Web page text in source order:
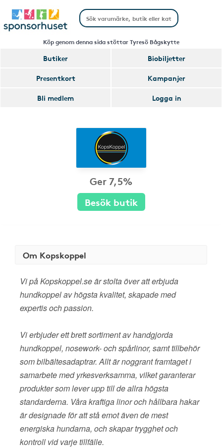
Köp genom denna sida stöttar Tyresö Bågskytte
Butiker
Biobiljetter
Presentkort
Kampanjer
Bli medlem
Logga in
Ger 7,5%
Besök butik
Om Kopskoppel
Vi på Kopskoppel.se är stolta över att erbjuda
hundkoppel av högsta kvalitet, skapade med
expertis och passion.
Vi erbjuder ett brett sortiment av handgjorda
hundkoppel, nosework- och spårlinor, samt tillbehör
som bilbältesadaptrar. Allt är noggrant framtaget i
samarbete med yrkesverksamma, vilket garanterar
produkter som lever upp till de allra högsta
standarderna. Våra kraftiga linor och hållbara hakar
är designade för att stå emot även de mest
energiska hundarna, och skapar trygghet och
kontroll vid varje tillfälle.